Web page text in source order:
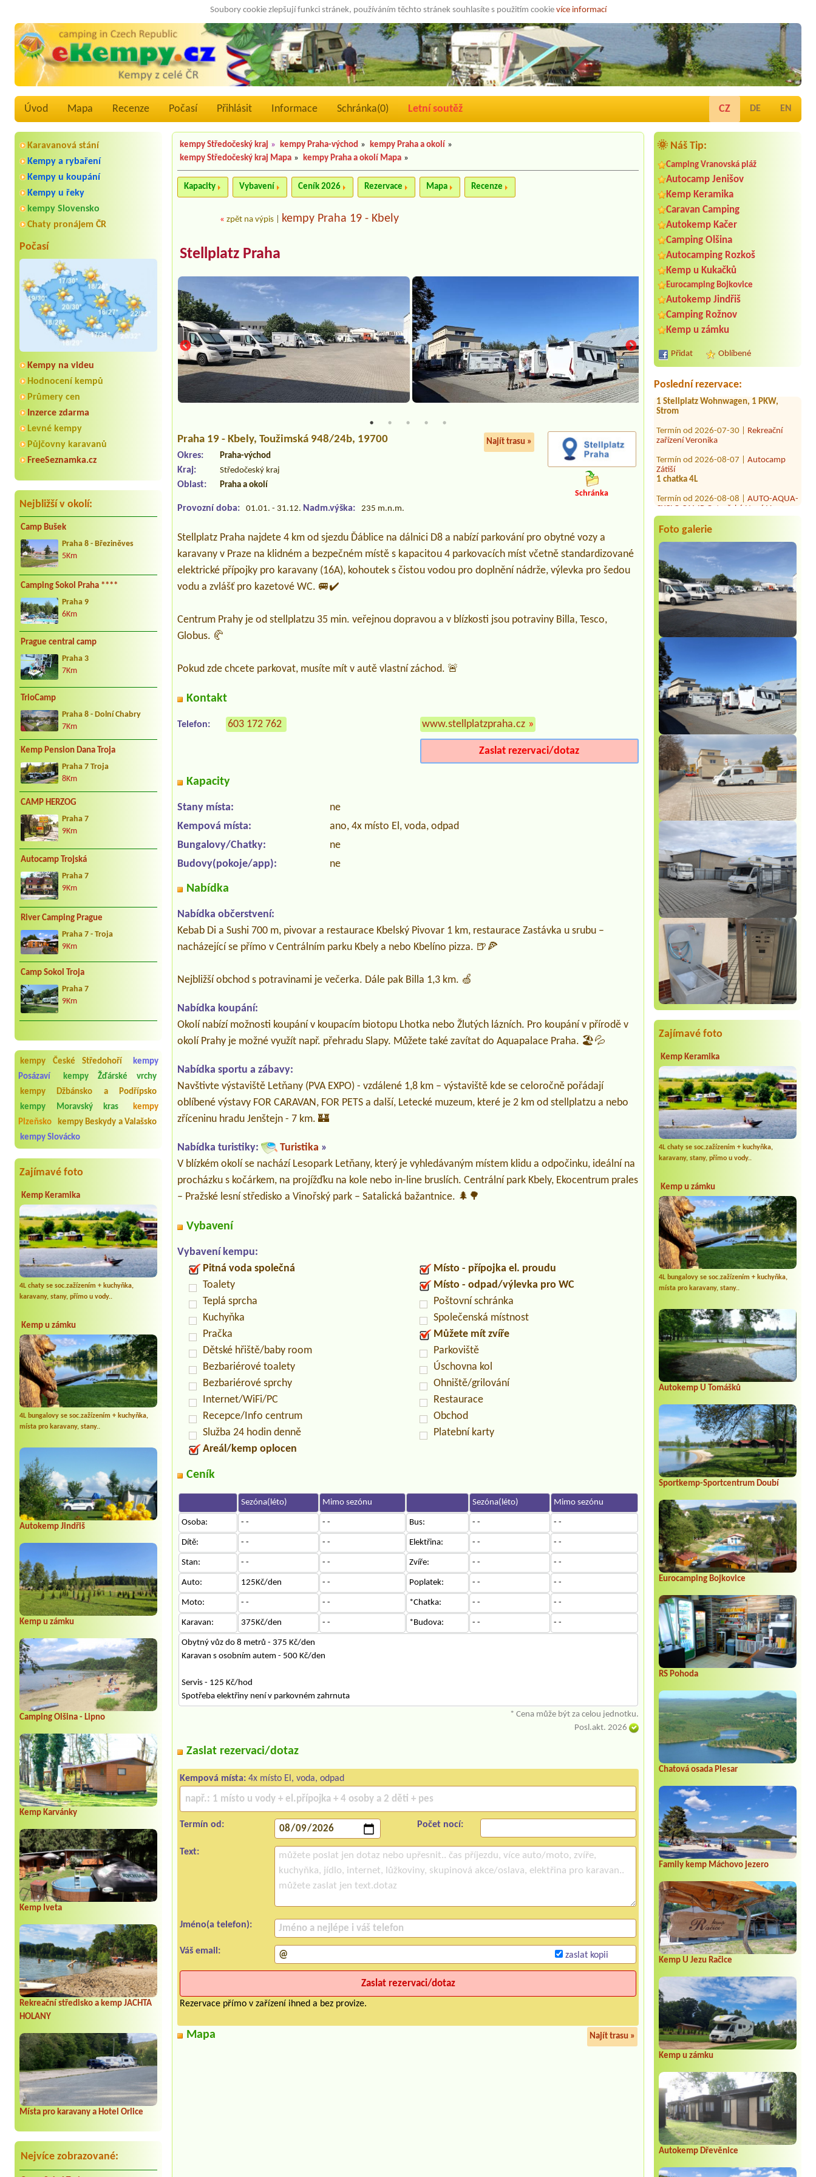
Soubory cookie zlepšují funkci stránek, používáním těchto stránek souhlasíte s použitím cookie více informací
Úvod Mapa Recenze Počasí Přihlásit Informace Schránka(0) Letní soutěž CZ DE EN
Karavanová stání
Kempy a rybaření
Kempy u koupání
Kempy u řeky
kempy Slovensko
Chaty pronájem ČR
Počasí
Kempy na videu
Hodnocení kempů
Průmery cen
Inzerce zdarma
Levné kempy
Půjčovny karavanů
FreeSeznamka.cz
Nejbližší v okolí:
Camp Bušek
Praha 8 - Březiněves
5Km
Camping Sokol Praha ****
Praha 9
6Km
Prague central camp
Praha 3
7Km
TrioCamp
Praha 8 - Dolní Chabry
7Km
Kemp Pension Dana Troja
Praha 7 Troja
8Km
CAMP HERZOG
Praha 7
9Km
Autocamp Trojská
Praha 7
9Km
River Camping Prague
Praha 7 - Troja
9Km
Camp Sokol Troja
Praha 7
9Km
kempy České Středohoří
kempy
Posázaví
kempy Žďárské vrchy
kempy Džbánsko a Podřípsko
kempy Moravský kras
kempy
Plzeňsko
kempy Beskydy a Valašsko
kempy Slovácko
Zajímavé foto
Kemp Keramika
4L chaty se soc.zažízením + kuchyňka,
karavany, stany, přímo u vody..
Kemp u zámku
4L bungalovy se soc.zažízením + kuchyňka,
místa pro karavany, stany..
Autokemp Jindřiš
Kemp u zámku
Camping Olšina - Lipno
Kemp Karvánky
Kemp Iveta
Rekreační středisko a kemp JACHTA
HOLANY
Místa pro karavany a Hotel Orlice
Nejvíce zobrazované:
🌞 Náš Tip:
Camping Vranovská pláž
Autocamp Jenišov
Kemp Keramika
Caravan Camping
Autokemp Kačer
Camping Olšina
Autocamping Rozkoš
Kemp u Kukačků
Eurocamping Bojkovice
Autokemp Jindřiš
Camping Rožnov
Kemp u zámku
Přidat Oblíbené
Poslední rezervace:
Termín od 2026-07-28 |
Sluníčko
1 místo pro stan
Termín od 2026-08-04 |Camping
1 Stellplatz Wohnwagen, 1 PKW,
Strom
Termín od 2026-07-30 |
Termín od 2026-08-07 |
1 chatka 4L
Termín od 2026-08-08 |
CYCLO CAMP Ostrožská Nová Ves
2L pokoj
Morávka
1 stan
Termín od 2026-08-08 |
Žralok Plumlov
chatka pro 2 osoby + pes
Termín od 2026-08-18 |
Nýrsko
Termín od 2026-09-03 |Autokemp
Babylon
3B Hütte, 3 Personen
Foto galerie
Zajímavé foto
Kemp Keramika
4L chaty se soc.zažízením + kuchyňka,
karavany, stany, přímo u vody..
Kemp u zámku
4L bungalovy se soc.zažízením + kuchyňka,
místa pro karavany, stany..
Autokemp U Tomášků
Sportkemp-Sportcentrum Doubí
Eurocamping Bojkovice
RS Pohoda
Chatová osada Plesar
Family kemp Máchovo jezero
Kemp U Jezu Račice
Kemp u zámku
Autokemp Dřevěnice
kempy Středočeský kraj » kempy Praha-východ » kempy Praha a okolí »
kempy Středočeský kraj Mapa » kempy Praha a okolí Mapa »
Kapacity Vybavení Ceník 2026 Rezervace Mapa Recenze
«zpět na výpis kempy Praha 19 - Kbely
Stellplatz Praha
Praha 19 - Kbely, Toužimská 948/24b, 19700 Najít trasu »
Okres: Praha-východ
Kraj: Středočeský kraj
Oblast: Praha a okolí
Provozní doba: 01.01. - 31.12. Nadm.výška: 235 m.n.m.
Schránka
Stellplatz Praha najdete 4 km od sjezdu Ďáblice na dálnici D8 a nabízí parkování pro obytné vozy a
karavany v Praze na klidném a bezpečném místě s kapacitou 4 parkovacích míst včetně standardizované
elektrické přípojky pro karavany (16A), kohoutek s čistou vodou pro doplnění nádrže, výlevka pro šedou
vodu a zvlášť pro kazetové WC. 🚐✔️
Centrum Prahy je od stellplatzu 35 min. veřejnou dopravou a v blízkosti jsou potraviny Billa, Tesco,
Globus. 🥐
Pokud zde chcete parkovat, musíte mít v autě vlastní záchod. 🚨
Kontakt
Telefon: 603 172 762 www.stellplatzpraha.cz »
Zaslat rezervaci/dotaz
Kapacity
Stany místa:
ne
Kempová místa:
ano, 4x místo El, voda, odpad
Bungalovy/Chatky:
ne
Budovy(pokoje/app):
ne
Nabídka
Nabídka občerstvení:
Kebab Di a Sushi 700 m, pivovar a restaurace Kbelský Pivovar 1 km, restaurace Zastávka u srubu –
nacházející se přímo v Centrálním parku Kbely a nebo Kbelíno pizza. 🍺🍕
Nejbližší obchod s potravinami je večerka. Dále pak Billa 1,3 km. 🍏
Nabídka koupání:
Okolí nabízí možnosti koupání v koupacím biotopu Lhotka nebo Žlutých lázních. Pro koupání v přírodě v
okolí Prahy je možné využít např. přehradu Slapy. Můžete také zavítat do Aquapalace Praha. 🏖️💦
Nabídka sportu a zábavy:
Navštivte výstaviště Letňany (PVA EXPO) - vzdálené 1,8 km – výstaviště kde se celoročně pořádají
oblíbené výstavy FOR CARAVAN, FOR PETS a další, Letecké muzeum, které je 2 km od stellplatzu a nebo
zříceninu hradu Jenštejn - 7 km. 🏰
Nabídka turistiky: Turistika »
V blízkém okolí se nachází Lesopark Letňany, který je vyhledávaným místem klidu a odpočinku, ideální na
procházku s kočárkem, na projížďku na kole nebo in-line bruslích. Centrální park Kbely, Ekocentrum prales
– Pražské lesní středisko a Vinořský park – Satalická bažantnice. 🌲🌳
Vybavení
Vybavení kempu:
Pitná voda společná
Toalety
Teplá sprcha
Kuchyňka
Pračka
Dětské hřiště/baby room
Bezbariérové toalety
Bezbariérové sprchy
Internet/WiFi/PC
Recepce/Info centrum
Služba 24 hodin denně
Areál/kemp oplocen
Místo - přípojka el. proudu
Místo - odpad/výlevka pro WC
Poštovní schránka
Společenská místnost
Můžete mít zvíře
Parkoviště
Úschovna kol
Ohniště/grilování
Restaurace
Obchod
Platební karty
Ceník
Sezóna(léto) Mimo sezónu Sezóna(léto) Mimo sezónu
Osoba: - - - - Bus: - - - -
Dítě: - - - - Elektřina: - - - -
Stan: - - - - Zvíře: - - - -
Auto: 125Kč/den - - Poplatek: - - - -
Moto: - - - - *Chatka: - - - -
Karavan: 375Kč/den - - *Budova: - - - -
Obytný vůz do 8 metrů - 375 Kč/den
Karavan s osobním autem - 500 Kč/den
Servis - 125 Kč/hod
Spotřeba elektřiny není v parkovném zahrnuta
* Cena může být za celou jednotku.
Posl.akt. 2026
Zaslat rezervaci/dotaz
Kempová místa: 4x místo El, voda, odpad
Termín od: Počet nocí:
Text:
Jméno(a telefon):
Váš email: zaslat kopii
Rezervace přímo v zařízení ihned a bez provize.
Mapa Najít trasu »